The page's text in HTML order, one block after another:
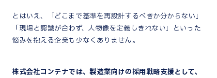
とはいえ、「どこまで基準を再設計するべきか分からない」
「現場と認識が合わず、人物像を定義しきれない」といった
悩みを抱える企業も少なくありません。
株式会社コンテナでは、製造業向けの採用戦略支援として、